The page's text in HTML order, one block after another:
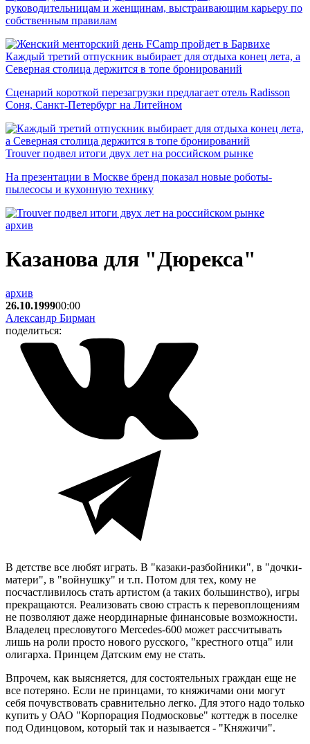
руководительницам и женщинам, выстраивающим карьеру по
собственным правилам
Каждый третий отпускник выбирает для отдыха конец лета, а
Северная столица держится в топе бронирований
Сценарий короткой перезагрузки предлагает отель Radisson
Соня, Санкт-Петербург на Литейном
Trouver подвел итоги двух лет на российском рынке
На презентации в Москве бренд показал новые роботы-
пылесосы и кухонную технику
архив
Казанова для "Дюрекса"
архив
26.10.199900:00
Александр Бирман
поделиться:
В детстве все любят играть. В "казаки-разбойники", в "дочки-
матери", в "войнушку" и т.п. Потом для тех, кому не
посчастливилось стать артистом (а таких большинство), игры
прекращаются. Реализовать свою страсть к перевоплощениям
не позволяют даже неординарные финансовые возможности.
Владелец пресловутого Mercedes-600 может рассчитывать
лишь на роли просто нового русского, "крестного отца" или
олигарха. Принцем Датским ему не стать.
Впрочем, как выясняется, для состоятельных граждан еще не
все потеряно. Если не принцами, то княжичами они могут
себя почувствовать сравнительно легко. Для этого надо только
купить у ОАО "Корпорация Подмосковье" коттедж в поселке
под Одинцовом, который так и называется - "Княжичи".